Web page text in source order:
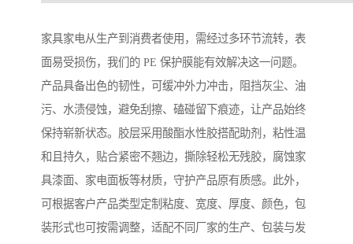
家具家电从生产到消费者使用，需经过多环节流转，表
面易受损伤，我们的 PE 保护膜能有效解决这一问题。
产品具备出色的韧性，可缓冲外力冲击，阻挡灰尘、油
污、水渍侵蚀，避免刮擦、磕碰留下痕迹，让产品始终
保持崭新状态。胶层采用酸酯水性胶搭配助剂，粘性温
和且持久，贴合紧密不翘边，撕除轻松无残胶，腐蚀家
具漆面、家电面板等材质，守护产品原有质感。此外，
可根据客户产品类型定制粘度、宽度、厚度、颜色，包
装形式也可按需调整，适配不同厂家的生产、包装与发